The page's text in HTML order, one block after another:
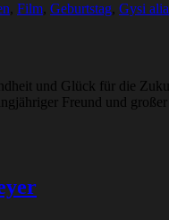
, Film, Geburtstag, Gysi
und Glück für die
Freund und